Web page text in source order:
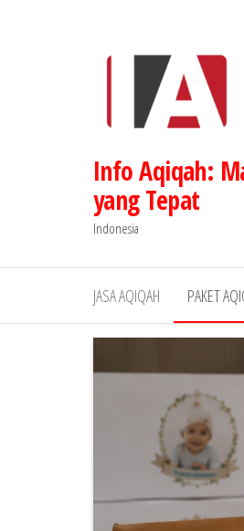
Info Aqiqah:
yang Tepat
Indonesia
JASA AQIQAH PAKET